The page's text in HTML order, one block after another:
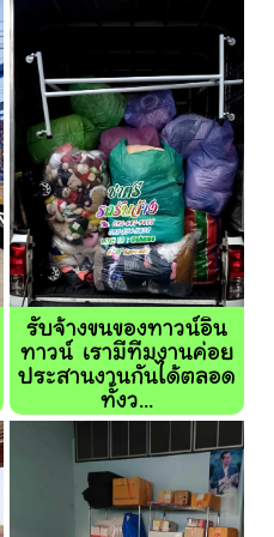
รับจ้างขนของทาวน์อิน
ทาวน์ เรามีทีมงานค่อย
ประสานงานกันได้ตลอด
ทั้งว...